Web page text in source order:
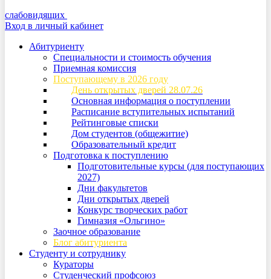
слабовидящих
Вход в личный кабинет
Абитуриенту
Специальности и стоимость обучения
Приемная комиссия
Поступающему в 2026 году
День открытых дверей 28.07.26
Основная информация о поступлении
Расписание вступительных испытаний
Рейтинговые списки
Дом студентов (общежитие)
Образовательный кредит
Подготовка к поступлению
Подготовительные курсы (для поступающих
2027)
Дни факультетов
Дни открытых дверей
Конкурс творческих работ
Гимназия «Ольгино»
Заочное образование
Блог абитуриента
Студенту и сотруднику
Кураторы
Студенческий профсоюз